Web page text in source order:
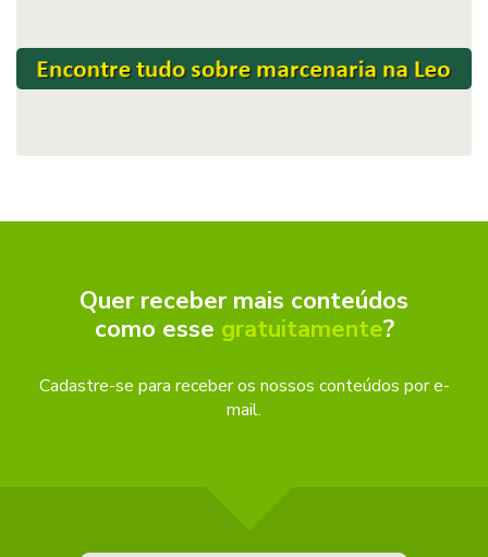
Quer receber mais conteúdos
como esse gratuitamente?
Cadastre-se para receber os nossos conteúdos por e-
mail.